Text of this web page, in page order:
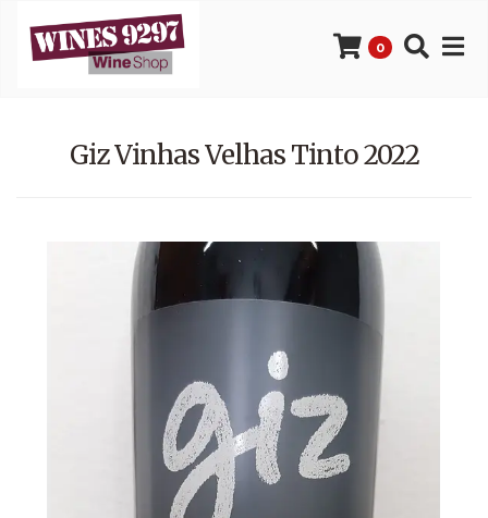
0
Giz Vinhas Velhas Tinto 2022